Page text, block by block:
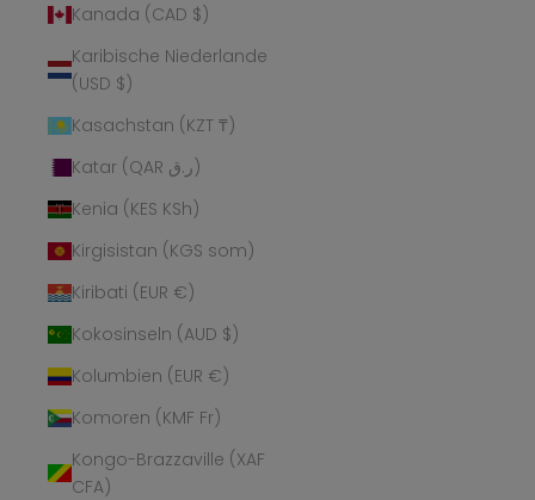
Kanada (CAD $)
Karibische Niederlande
(USD $)
Kasachstan (KZT ₸)
Katar (QAR ر.ق)
Kenia (KES KSh)
Kirgisistan (KGS som)
Kiribati (EUR €)
Kokosinseln (AUD $)
Kolumbien (EUR €)
Komoren (KMF Fr)
Kongo-Brazzaville (XAF
CFA)